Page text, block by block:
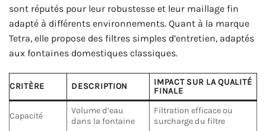
sont réputés pour leur robustesse et leur maillage fin
adapté à différents environnements. Quant à la marque
Tetra, elle propose des filtres simples d’entretien, adaptés
aux fontaines domestiques classiques.
CRITÈRE DESCRIPTION
IMPACT SUR LA QUALITÉ
FINALE
Capacité
Volume d’eau
dans la fontaine
Filtration efficace ou
surcharge du filtre